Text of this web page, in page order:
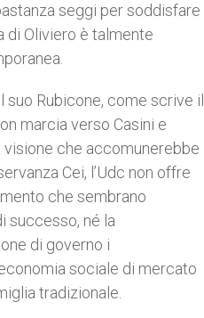
seggi per soddisfare
di Oliviero è talmente
Rubicone, come scrive il
marcia verso Casini e
che accomunerebbe
Cei, l’Udc non offre
che sembrano
successo, né la
di governo i
sociale di mercato
tradizionale.